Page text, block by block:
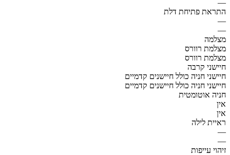
—
התראת פתיחת דלת
—
—
מצלמה
מצלמת רוורס
מצלמת רוורס
חיישני קרבה
חיישני חניה כולל חיישנים קדמיים
חיישני חניה כולל חיישנים קדמיים
חניה אוטומטית
אין
אין
ראיית לילה
—
—
זיהוי עייפות